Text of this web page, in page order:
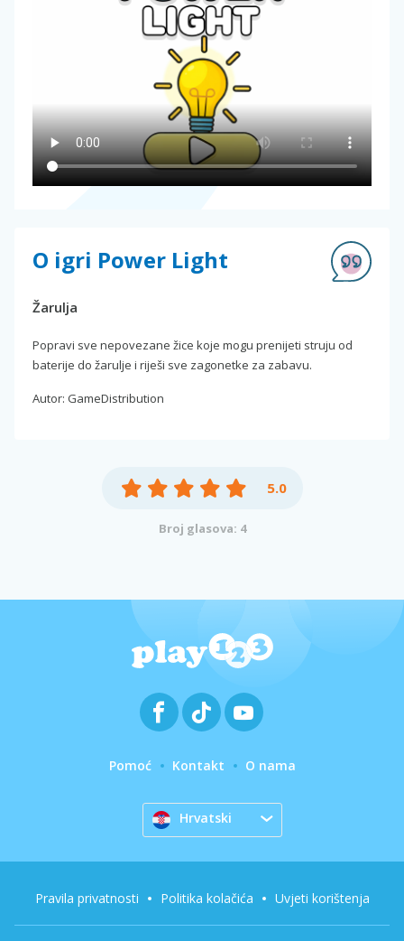
O igri Power Light
Žarulja
Popravi sve nepovezane žice koje mogu prenijeti struju od
baterije do žarulje i riješi sve zagonetke za zabavu.
Autor: GameDistribution
5.0
Broj glasova: 4
Pomoć Kontakt O nama
Hrvatski
Pravila privatnosti Politika kolačića Uvjeti korištenja